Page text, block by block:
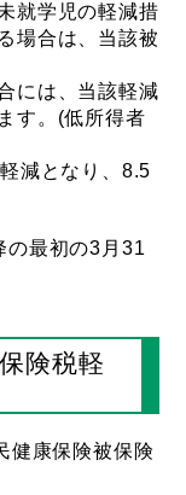
就学児の軽減措
場合は、当該被
には、当該軽減
す。(低所得者
減となり、8.5
最初の3月31
険税軽
健康保険被保険